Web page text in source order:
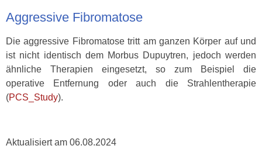
Aggressive Fibromatose
Die aggressive Fibromatose tritt am ganzen Körper auf und
ist nicht identisch dem Morbus Dupuytren, jedoch werden
ähnliche Therapien eingesetzt, so zum Beispiel die
operative Entfernung oder auch die Strahlentherapie
(PCS_Study).
Aktualisiert am 06.08.2024